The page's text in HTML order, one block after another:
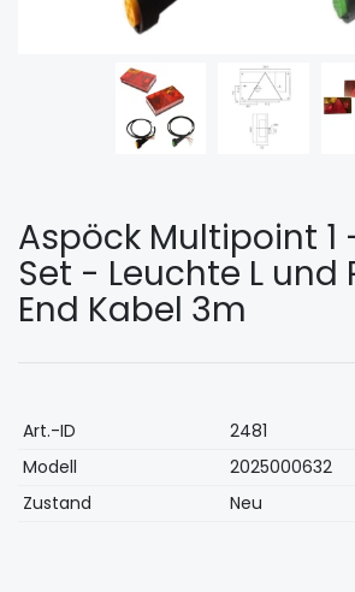
Aspöck Multipoint 1
Set - Leuchte L und
End Kabel 3m
Technisches
Merkmal
Wert
Art.-ID
2481
Modell
2025000632
Zustand
Neu